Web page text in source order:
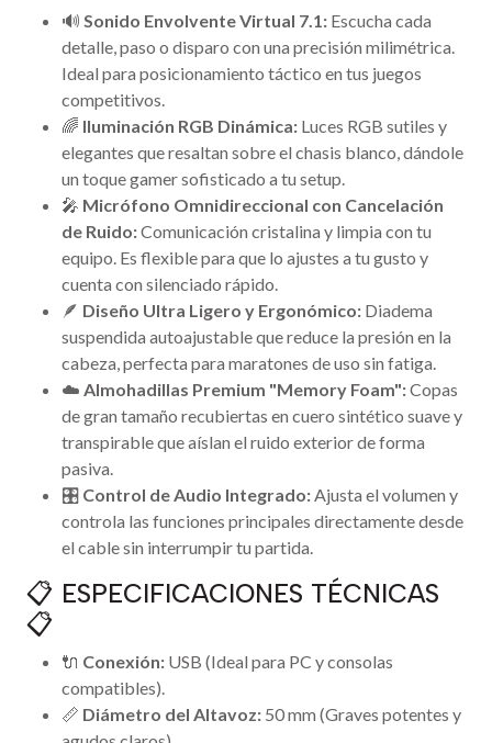
🔊 Sonido Envolvente Virtual 7.1: Escucha cada
detalle, paso o disparo con una precisión milimétrica.
Ideal para posicionamiento táctico en tus juegos
competitivos.
🌈 Iluminación RGB Dinámica: Luces RGB sutiles y
elegantes que resaltan sobre el chasis blanco, dándole
un toque gamer sofisticado a tu setup.
🎤 Micrófono Omnidireccional con Cancelación
de Ruido:Comunicación cristalina y limpia con tu
equipo. Es flexible para que lo ajustes a tu gusto y
cuenta con silenciado rápido.
🪶 Diseño Ultra Ligero y Ergonómico: Diadema
suspendida autoajustable que reduce la presión en la
cabeza, perfecta para maratones de uso sin fatiga.
☁️ Almohadillas Premium "Memory Foam":Copas
de gran tamaño recubiertas en cuero sintético suave y
transpirable que aíslan el ruido exterior de forma
pasiva.
🎛️ Control de Audio Integrado:Ajusta el volumen y
controla las funciones principales directamente desde
el cable sin interrumpir tu partida.
📋 ESPECIFICACIONES TÉCNICAS
📋
🔌 Conexión: USB (Ideal para PC y consolas
compatibles).
📏 Diámetro del Altavoz: 50 mm (Graves potentes y